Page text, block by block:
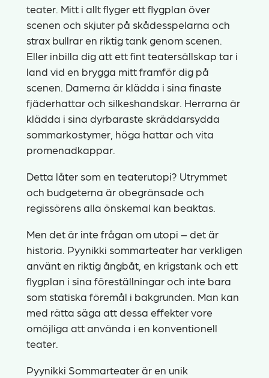
teater. Mitt i allt flyger ett flygplan över
scenen och skjuter på skådesspelarna och
strax bullrar en riktig tank genom scenen.
Eller inbilla dig att ett fint teatersällskap tar i
land vid en brygga mitt framför dig på
scenen. Damerna är klädda i sina finaste
fjäderhattar och silkeshandskar. Herrarna är
klädda i sina dyrbaraste skräddarsydda
sommarkostymer, höga hattar och vita
promenadkappar.
Detta låter som en teaterutopi? Utrymmet
och budgeterna är obegränsade och
regissörens alla önskemal kan beaktas.
Men det är inte frågan om utopi – det är
historia. Pyynikki sommarteater har verkligen
använt en riktig ångbåt, en krigstank och ett
flygplan i sina föreställningar och inte bara
som statiska föremål i bakgrunden. Man kan
med rätta säga att dessa effekter vore
omöjliga att använda i en konventionell
teater.
Pyynikki Sommarteater är en unik